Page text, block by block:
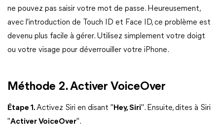
ne pouvez pas saisir votre mot de passe. Heureusement,
avec l'introduction de Touch ID et Face ID, ce problème est
devenu plus facile à gérer. Utilisez simplement votre doigt
ou votre visage pour déverrouiller votre iPhone.
Méthode 2. Activer VoiceOver
Étape 1.Activez Siri en disant " Hey, Siri". Ensuite, dites à Siri
"Activer VoiceOver".